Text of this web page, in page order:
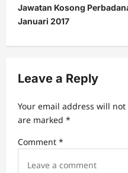
n
a
v
g
a
t
i
Jawatan Kosong
Januari 2017
Leave a Reply
Your email address will
are marked *
Comment *